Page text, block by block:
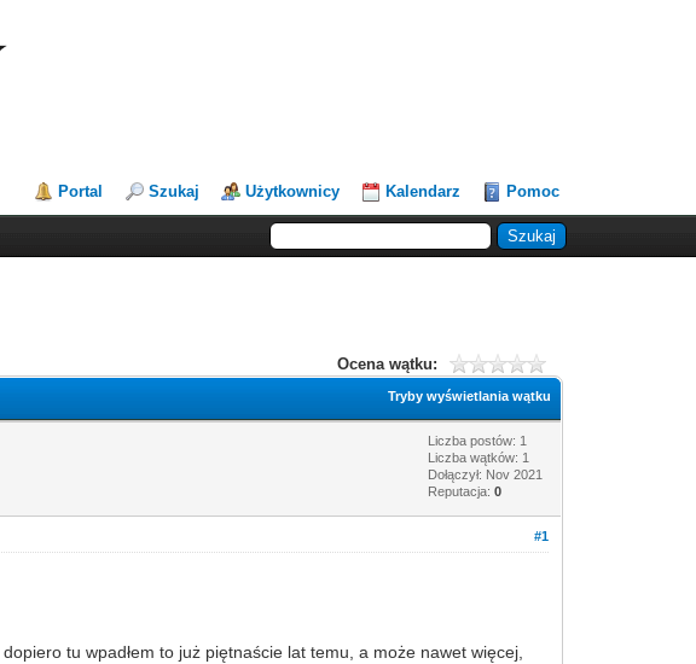
Portal Szukaj Użytkownicy Kalendarz Pomoc
Ocena wątku:
Tryby wyświetlania wątku
Liczba postów: 1
Liczba wątków: 1
Dołączył: Nov 2021
Reputacja:0
#1
tu wpadłem to już piętnaście lat temu, a może nawet więcej,